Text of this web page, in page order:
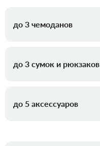
до 3 чемоданов
до 3 сумок и рюкзаков
до 5 аксессуаров